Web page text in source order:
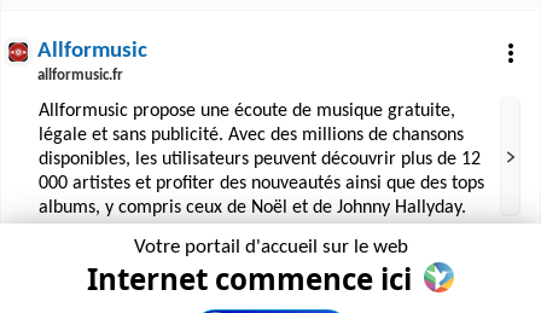
Allformusic
allformusic.fr
Allformusic propose une écoute de musique gratuite,
légale et sans publicité. Avec des millions de chansons
disponibles, les utilisateurs peuvent découvrir plus de 12
000 artistes et profiter des nouveautés ainsi que des tops
albums, y compris ceux de Noël et de Johnny Hallyday.
Votre portail d'accueil sur le web
Internet commence ici